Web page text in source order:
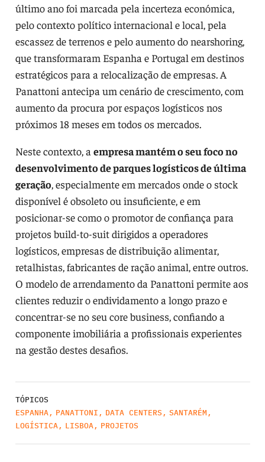
último ano foi marcada pela incerteza económica,
pelo contexto político internacional e local, pela
escassez de terrenos e pelo aumento do nearshoring,
que transformaram Espanha e Portugal em destinos
estratégicos para a relocalização de empresas. A
Panattoni antecipa um cenário de crescimento, com
aumento da procura por espaços logísticos nos
próximos 18 meses em todos os mercados.
Neste contexto, a empresa mantém o seu foco no
desenvolvimento de parques logísticos de última
geração, especialmente em mercados onde o stock
disponível é obsoleto ou insuficiente, e em
posicionar-se como o promotor de confiança para
projetos build-to-suit dirigidos a operadores
logísticos, empresas de distribuição alimentar,
retalhistas, fabricantes de ração animal, entre outros.
O modelo de arrendamento da Panattoni permite aos
clientes reduzir o endividamento a longo prazo e
concentrar-se no seu core business, confiando a
componente imobiliária a profissionais experientes
na gestão destes desafios.
TÓPICOS
ESPANHA, PANATTONI , DATA CENTERS , SANTARÉM ,
LOGÍSTICA, LISBOA, PROJETOS